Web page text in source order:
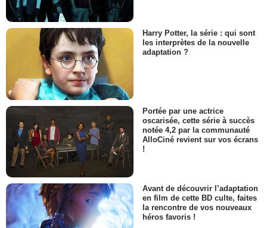
Harry Potter, la série : qui sont
les interprètes de la nouvelle
adaptation ?
Portée par une actrice
oscarisée, cette série à succès
notée 4,2 par la communauté
AlloCiné revient sur vos écrans
!
Avant de découvrir l’adaptation
en film de cette BD culte, faites
la rencontre de vos nouveaux
héros favoris !